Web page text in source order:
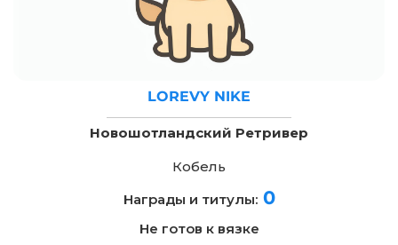
LOREVY NIKE
Новошотландский Ретривер
Кобель
Награды и титулы: 0
Не готов к вязке